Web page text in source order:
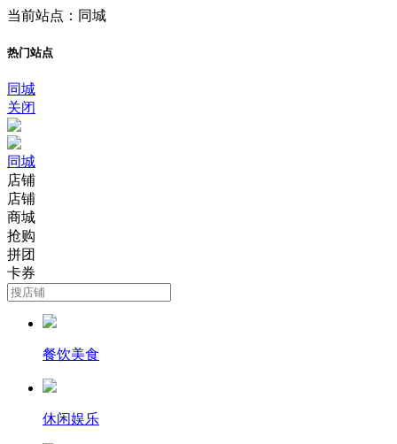
当前站点：同城
热门站点
同城
关闭
同城
店铺
店铺
商城
抢购
拼团
卡券
餐饮美食
休闲娱乐